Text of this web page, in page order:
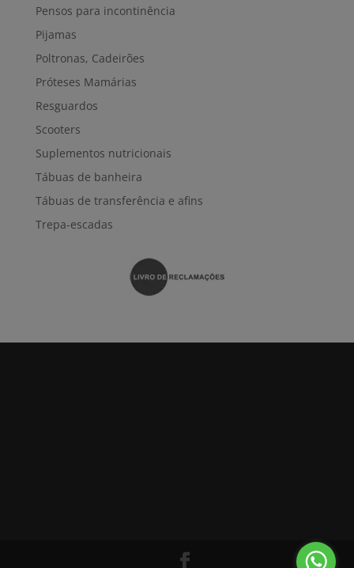
Pensos para incontinência
Pijamas
Poltronas, Cadeirões
Próteses Mamárias
Resguardos
Scooters
Suplementos nutricionais
Tábuas de banheira
Tábuas de transferência e afins
Trepa-escadas